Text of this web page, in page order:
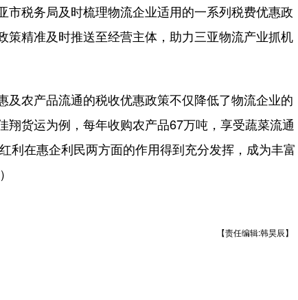
税务局及时梳理物流企业适用的一系列税费优惠政
精准及时推送至经营主体，助力三亚物流产业抓机
农产品流通的税收优惠政策不仅降低了物流企业的
货运为例，每年收购农产品67万吨，享受蔬菜流通
利在惠企利民两方面的作用得到充分发挥，成为丰富
【责任编辑:韩昊辰】